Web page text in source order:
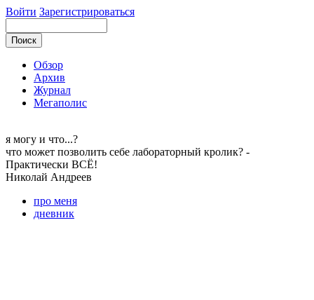
Войти Зарегистрироваться
Обзор
Архив
Журнал
Мегаполис
я могу и что...?
что может позволить себе лабораторный кролик? -
Практически ВСЁ!
Николай Андреев
про меня
дневник